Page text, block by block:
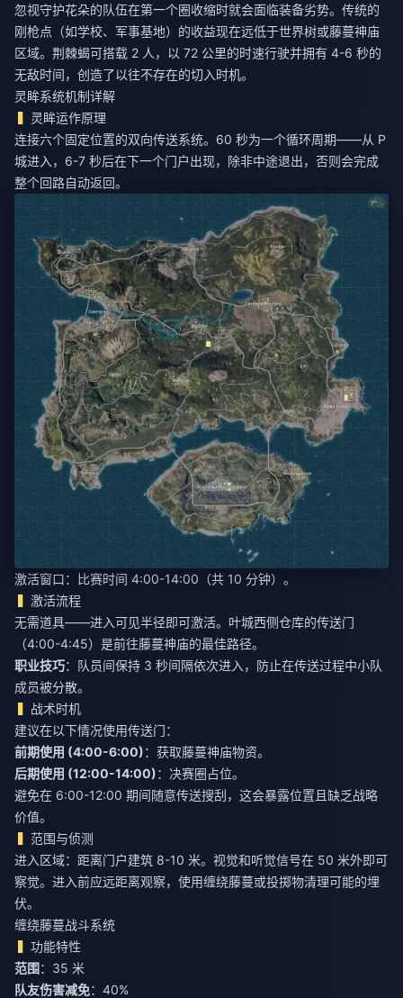
忽视守护花朵的队伍在第一个圈收缩时就会面临装备劣势。传统的
刚枪点（如学校、军事基地）的收益现在远低于世界树或藤蔓神庙
区域。荆棘蝎可搭载 2 人，以 72 公里的时速行驶并拥有 4-6 秒的
无敌时间，创造了以往不存在的切入时机。
灵眸系统机制详解
灵眸运作原理
连接六个固定位置的双向传送系统。60 秒为一个循环周期——从 P
城进入，6-7 秒后在下一个门户出现，除非中途退出，否则会完成
整个回路自动返回。
激活窗口：比赛时间 4:00-14:00（共 10 分钟）。
激活流程
无需道具——进入可见半径即可激活。叶城西侧仓库的传送门
（4:00-4:45）是前往藤蔓神庙的最佳路径。
职业技巧：队员间保持 3 秒间隔依次进入，防止在传送过程中小队
成员被分散。
战术时机
建议在以下情况使用传送门：
前期使用 (4:00-6:00)：获取藤蔓神庙物资。
后期使用 (12:00-14:00)：决赛圈占位。
避免在 6:00-12:00 期间随意传送搜刮，这会暴露位置且缺乏战略
价值。
范围与侦测
进入区域：距离门户建筑 8-10 米。视觉和听觉信号在 50 米外即可
察觉。进入前应远距离观察，使用缠绕藤蔓或投掷物清理可能的埋
伏。
缠绕藤蔓战斗系统
功能特性
范围：35 米
队友伤害减免：40%